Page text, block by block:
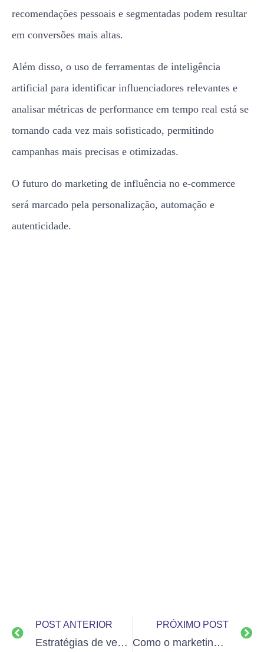
recomendações pessoais e segmentadas podem resultar
em conversões mais altas.
Além disso, o uso de ferramentas de inteligência
artificial para identificar influenciadores relevantes e
analisar métricas de performance em tempo real está se
tornando cada vez mais sofisticado, permitindo
campanhas mais precisas e otimizadas.
O futuro do marketing de influência no e-commerce
será marcado pela personalização, automação e
autenticidade.
POST ANTERIOR
Estratégias de vendas omnichannel para uma experiência integrada no e-commerce
PRÓXIMO POST
Como o marketing verde atrai consumidores conscientes e aumenta vendas no e-commerce?